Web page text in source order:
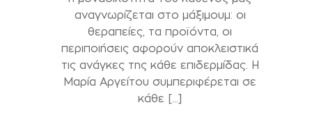
αναγνωρίζεται στο μάξιμουμ: οι
θεραπείες, τα προϊόντα, οι
περιποιήσεις αφορούν αποκλειστικά
τις ανάγκες της κάθε επιδερμίδας. Η
Μαρία Αργείτου συμπεριφέρεται σε
κάθε […]